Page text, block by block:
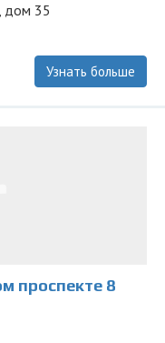
дом 35
Узнать больше
проспекте 8